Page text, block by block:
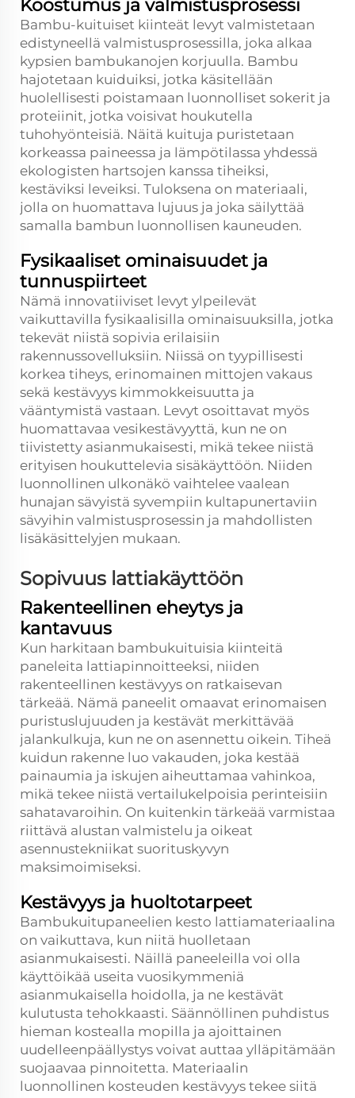
Koostumus ja valmistusprosessi
Bambu-kuituiset kiinteät levyt valmistetaan
edistyneellä valmistusprosessilla, joka alkaa
kypsien bambukanojen korjuulla. Bambu
hajotetaan kuiduiksi, jotka käsitellään
huolellisesti poistamaan luonnolliset sokerit ja
proteiinit, jotka voisivat houkutella
tuhohyönteisiä. Näitä kuituja puristetaan
korkeassa paineessa ja lämpötilassa yhdessä
ekologisten hartsojen kanssa tiheiksi,
kestäviksi leveiksi. Tuloksena on materiaali,
jolla on huomattava lujuus ja joka säilyttää
samalla bambun luonnollisen kauneuden.
Fysikaaliset ominaisuudet ja
tunnuspiirteet
Nämä innovatiiviset levyt ylpeilevät
vaikuttavilla fysikaalisilla ominaisuuksilla, jotka
tekevät niistä sopivia erilaisiin
rakennussovelluksiin. Niissä on tyypillisesti
korkea tiheys, erinomainen mittojen vakaus
sekä kestävyys kimmokkeisuutta ja
vääntymistä vastaan. Levyt osoittavat myös
huomattavaa vesikestävyyttä, kun ne on
tiivistetty asianmukaisesti, mikä tekee niistä
erityisen houkuttelevia sisäkäyttöön. Niiden
luonnollinen ulkonäkö vaihtelee vaalean
hunajan sävyistä syvempiin kultapunertaviin
sävyihin valmistusprosessin ja mahdollisten
lisäkäsittelyjen mukaan.
Sopivuus lattiakäyttöön
Rakenteellinen eheytys ja
kantavuus
Kun harkitaan bambukuituisia kiinteitä
paneleita lattiapinnoitteeksi, niiden
rakenteellinen kestävyys on ratkaisevan
tärkeää. Nämä paneelit omaavat erinomaisen
puristuslujuuden ja kestävät merkittävää
jalankulkuja, kun ne on asennettu oikein. Tiheä
kuidun rakenne luo vakauden, joka kestää
painaumia ja iskujen aiheuttamaa vahinkoa,
mikä tekee niistä vertailukelpoisia perinteisiin
sahatavaroihin. On kuitenkin tärkeää varmistaa
riittävä alustan valmistelu ja oikeat
asennustekniikat suorituskyvyn
maksimoimiseksi.
Kestävyys ja huoltotarpeet
Bambukuitupaneelien kesto lattiamateriaalina
on vaikuttava, kun niitä huolletaan
asianmukaisesti. Näillä paneeleilla voi olla
käyttöikää useita vuosikymmeniä
asianmukaisella hoidolla, ja ne kestävät
kulutusta tehokkaasti. Säännöllinen puhdistus
hieman kostealla mopilla ja ajoittainen
uudelleenpäällystys voivat auttaa ylläpitämään
suojaavaa pinnoitetta. Materiaalin
luonnollinen kosteuden kestävyys tekee siitä